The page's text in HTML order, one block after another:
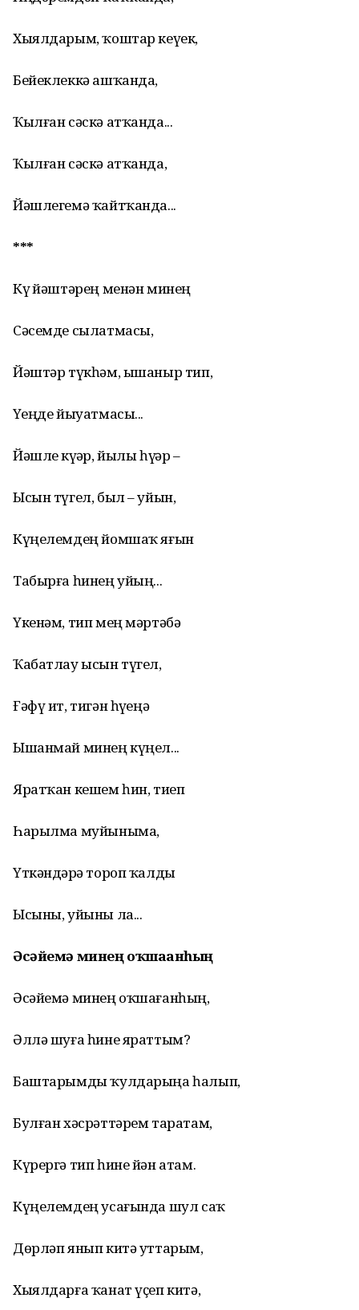
Хыялдарым, ҡоштар кеүек,
Бейеклеккә ашҡанда,
Ҡылған сәскә атҡанда...
Ҡылған сәскә атҡанда,
Йәшлегемә ҡайтҡанда...
***
Күҙ йәштәрең менән минең
Сәсемде сылатмасы,
Йәштәр түкһәм, ышаныр тип,
Үҙеңде йыуатмасы...
Йәшле күҙҙәр, йылы һүҙҙәр –
Ысын түгел, был – уйын,
Күңелемдең йомшаҡ яғын
Табырға һинең уйың...
Үкенәм, тип мең мәртәбә
Ҡабатлау ысын түгел,
Ғәфү ит, тигән һүҙеңә
Ышанмай минең күңел...
Яратҡан кешем һин, тиеп
Һарылма муйыныма,
Үткәндәрҙә тороп ҡалды
Ысыны, уйыны ла...
Әсәйемә минең оҡшағанһың
Әсәйемә минең оҡшағанһың,
Әллә шуға һине яраттым?
Баштарымды ҡулдарыңа һалып,
Булған хәсрәттәрем таратам,
Күрергә тип һине йән атам.
Күңелемдең усағында шул саҡ
Дөрләп янып китә уттарым,
Хыялдарға ҡанат үҫеп китә,